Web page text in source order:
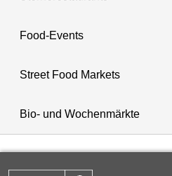
Food-Events
Street Food Markets
Bio- und Wochenmärkte